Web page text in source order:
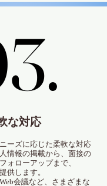
な対応
ーズに応じた柔軟な対応
情報の掲載から、面接の
ォローアップまで、
供します。
会議など、さまざまな